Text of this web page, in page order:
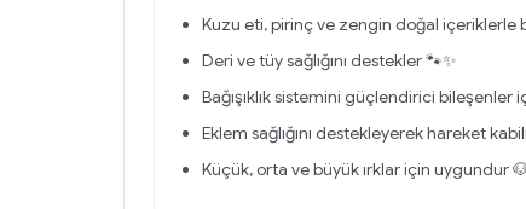
Kuzu eti, pirinç ve zengin doğal içeriklerle
Deri ve tüy sağlığını destekler 🐾✨
Bağışıklık sistemini güçlendirici bileşenler
Eklem sağlığını destekleyerek hareket
Küçük, orta ve büyük ırklar için uygundur